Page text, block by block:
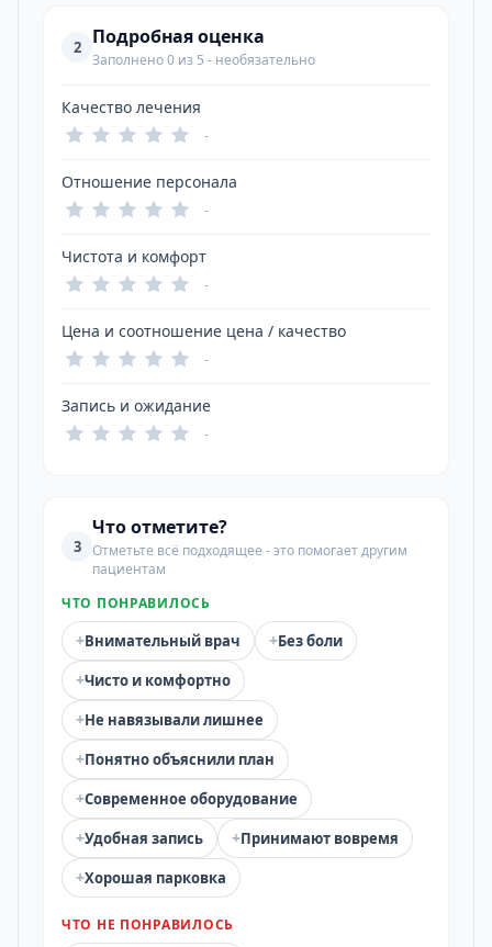
2 Подробная оценка
Заполнено 0 из 5 - необязательно
Качество лечения
-
Отношение персонала
-
Чистота и комфорт
-
Цена и соотношение цена / качество
-
Запись и ожидание
-
3
Что отметите?
Отметьте всё подходящее - это помогает другим
пациентам
ЧТО ПОНРАВИЛОСЬ
+Внимательный врач +Без боли
+Чисто и комфортно
+Не навязывали лишнее
+Понятно объяснили план
+Современное оборудование
+Удобная запись +Принимают вовремя
+Хорошая парковка
ЧТО НЕ ПОНРАВИЛОСЬ